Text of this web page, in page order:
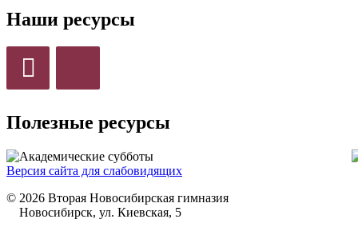
Наши ресурсы
Полезные ресурсы
Версия сайта для слабовидящих
© 2026 Вторая Новосибирская гимназия
Новосибирск, ул. Киевская, 5